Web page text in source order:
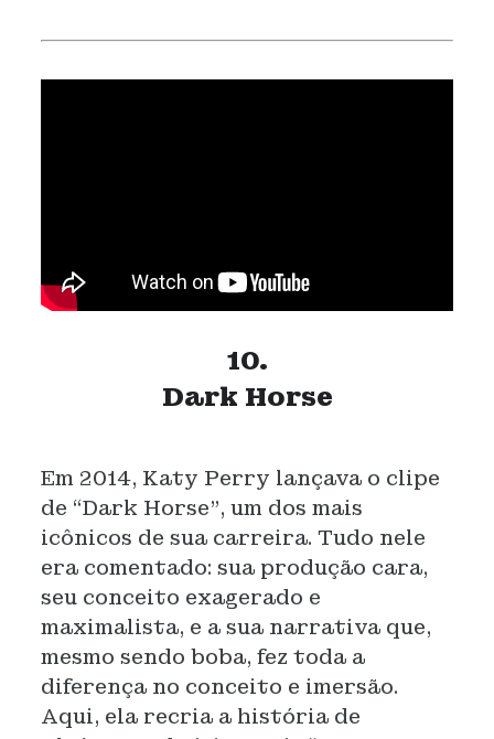
10.
Dark Horse
Em 2014, Katy Perry lançava o clipe
de “Dark Horse”, um dos mais
icônicos de sua carreira. Tudo nele
era comentado: sua produção cara,
seu conceito exagerado e
maximalista, e a sua narrativa que,
mesmo sendo boba, fez toda a
diferença no conceito e imersão.
Aqui, ela recria a história de